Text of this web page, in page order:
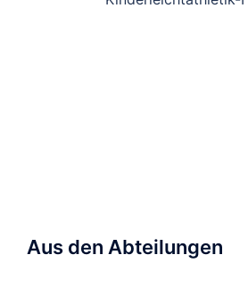
Aus den Abteilungen